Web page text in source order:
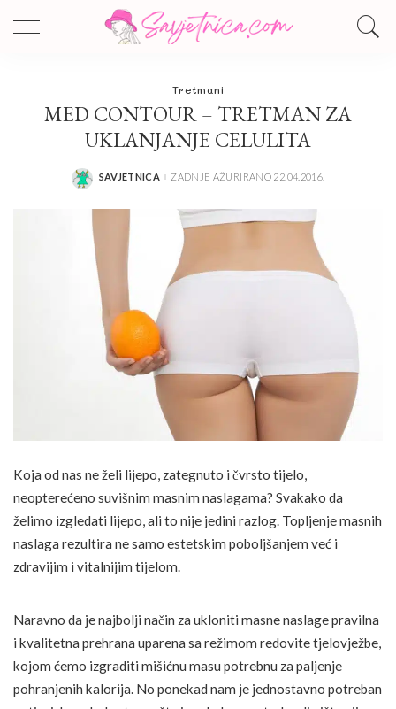
Tretmani
MED CONTOUR – TRETMAN ZA
UKLANJANJE CELULITA
POSTED
SAVJETNICA ZADNJE AŽURIRANO 22.04.2016.
Koja od nas ne želi lijepo, zategnuto i čvrsto tijelo,
neopterećeno suvišnim masnim naslagama? Svakako da
želimo izgledati lijepo, ali to nije jedini razlog. Topljenje masnih
naslaga rezultira ne samo estetskim poboljšanjem već i
zdravijim i vitalnijim tijelom.
Naravno da je najbolji način za ukloniti masne naslage pravilna
i kvalitetna prehrana uparena sa režimom redovite tjelovježbe,
kojom ćemo izgraditi mišićnu masu potrebnu za paljenje
pohranjenih kalorija. No ponekad nam je jednostavno potreban